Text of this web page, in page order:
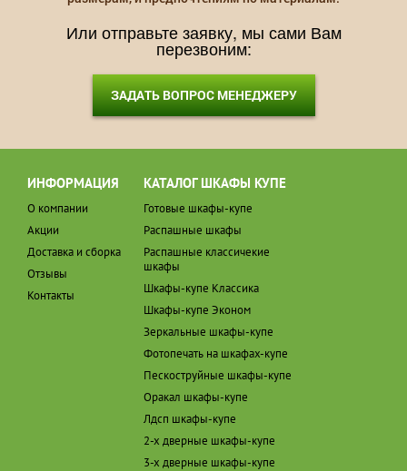
Или отправьте заявку, мы сами Вам
перезвоним:
ЗАДАТЬ ВОПРОС МЕНЕДЖЕРУ
ИНФОРМАЦИЯ
О компании
Акции
Доставка и сборка
Отзывы
Контакты
КАТАЛОГ ШКАФЫ КУПЕ
Готовые шкафы-купе
Распашные шкафы
Распашные классичекие
шкафы
Шкафы-купе Классика
Шкафы-купе Эконом
Зеркальные шкафы-купе
Фотопечать на шкафах-купе
Пескоструйные шкафы-купе
Оракал шкафы-купе
Лдсп шкафы-купе
2-х дверные шкафы-купе
3-х дверные шкафы-купе